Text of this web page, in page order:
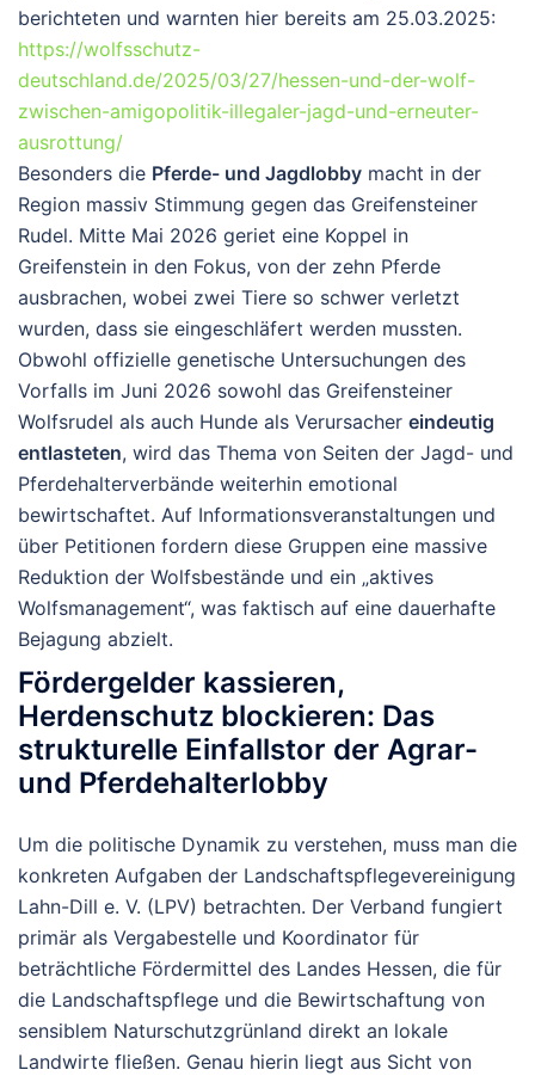
berichteten und warnten hier bereits am 25.03.2025:
https://wolfsschutz-
deutschland.de/2025/03/27/hessen-und-der-wolf-
zwischen-amigopolitik-illegaler-jagd-und-erneuter-
ausrottung/
Besonders die Pferde- und Jagdlobby macht in der
Region massiv Stimmung gegen das Greifensteiner
Rudel. Mitte Mai 2026 geriet eine Koppel in
Greifenstein in den Fokus, von der zehn Pferde
ausbrachen, wobei zwei Tiere so schwer verletzt
wurden, dass sie eingeschläfert werden mussten.
Obwohl offizielle genetische Untersuchungen des
Vorfalls im Juni 2026 sowohl das Greifensteiner
Wolfsrudel als auch Hunde als Verursacher eindeutig
entlasteten, wird das Thema von Seiten der Jagd- und
Pferdehalterverbände weiterhin emotional
bewirtschaftet. Auf Informationsveranstaltungen und
über Petitionen fordern diese Gruppen eine massive
Reduktion der Wolfsbestände und ein „aktives
Wolfsmanagement“, was faktisch auf eine dauerhafte
Bejagung abzielt.
Fördergelder kassieren,
Herdenschutz blockieren: Das
strukturelle Einfallstor der Agrar-
und Pferdehalterlobby
Um die politische Dynamik zu verstehen, muss man die
konkreten Aufgaben der Landschaftspflegevereinigung
Lahn-Dill e. V. (LPV) betrachten. Der Verband fungiert
primär als Vergabestelle und Koordinator für
beträchtliche Fördermittel des Landes Hessen, die für
die Landschaftspflege und die Bewirtschaftung von
sensiblem Naturschutzgrünland direkt an lokale
Landwirte fließen. Genau hierin liegt aus Sicht von